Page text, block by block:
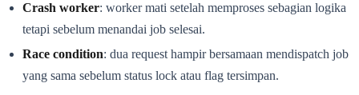
Crash worker: worker mati setelah memproses sebagian logika
tetapi sebelum menandai job selesai.
Race condition: dua request hampir bersamaan mendispatch job
yang sama sebelum status lock atau flag tersimpan.